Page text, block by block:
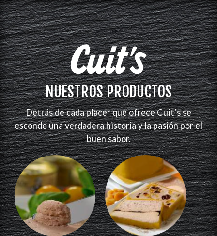
NUESTROS PRODUCTOS
Detrás de cada placer que ofrece Cuit’s se
esconde una verdadera historia y la pasión por el
buen sabor.